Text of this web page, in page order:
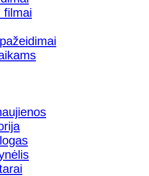
filmai